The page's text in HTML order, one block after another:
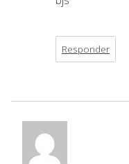
Responder